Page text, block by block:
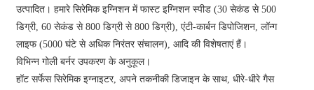
उत्पादित। हमारे सिरेमिक इग्निशन में फास्ट इग्निशन स्पीड (30 सेकंड से 500
डिग्री, 60 सेकंड से 800 डिग्री से 800 डिग्री), एंटी-कार्बन डिपोजिशन, लॉन्ग
लाइफ (5000 घंटे से अधिक निरंतर संचालन), आदि की विशेषताएं हैं।
विभिन्न गोली बर्नर उपकरण के अनुकूल।
हॉट सर्फेस सिरेमिक इग्नाइटर, अपने तकनीकी डिजाइन के साथ, धीरे-धीरे गैस